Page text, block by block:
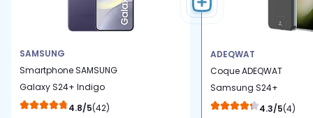
SAMSUNG
Smartphone SAMSUNG
Galaxy S24+ Indigo
256Go
4.8/5(42)
ADEQWAT
Coque ADEQWAT
Samsung S24+
Antichoc Made In
4.3/5(4)